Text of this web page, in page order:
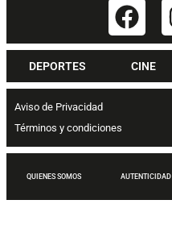
DEPORTES CINE
Aviso de Privacidad
Términos y condiciones
QUIENES SOMOS AUTENTICIDAD